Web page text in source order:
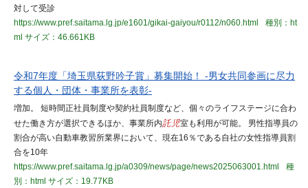
対して受診
https://www.pref.saitama.lg.jp/e1601/gikai-gaiyou/r0112/n060.html
種別：ht
ml サイズ：46.661KB
令和7年度「埼玉県荻野吟子賞」募集開始！ -男女共同参画に尽力
する個人・団体・事業所を表彰-
増加。 短時間正社員制度や契約社員制度など、個々のライフステージに合わ
せた働き方が選択できるほか、事業所内託児室も利用が可能。 男性指導員の
割合が高い自動車教習所業界において、現在16％である自社の女性指導員割
合を10年
https://www.pref.saitama.lg.jp/a0309/news/page/news2025063001.html
種
別：html サイズ：19.77KB